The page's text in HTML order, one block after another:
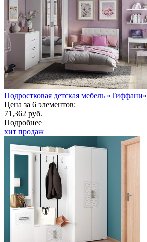
Подростковая детская мебель «Тиффани»
Цена за 6 элементов:
71,362 руб.
Подробнее
хит продаж